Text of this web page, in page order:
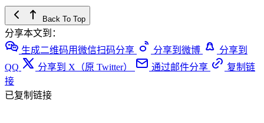
Back To Top
分享本文到：
生成二维码用微信扫码分享
分享到微博
分享到
QQ
分享到 X（原 Twitter） 通过邮件分享
复制链
接
已复制链接